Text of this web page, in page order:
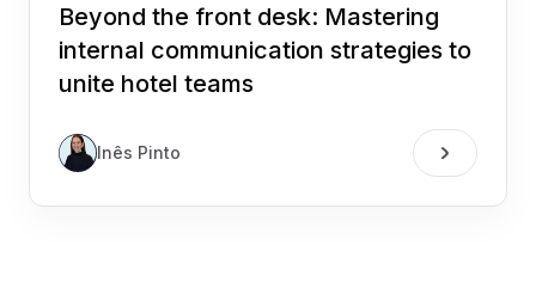
Beyond the front desk: Mastering
internal communication strategies to
unite hotel teams
Inês Pinto